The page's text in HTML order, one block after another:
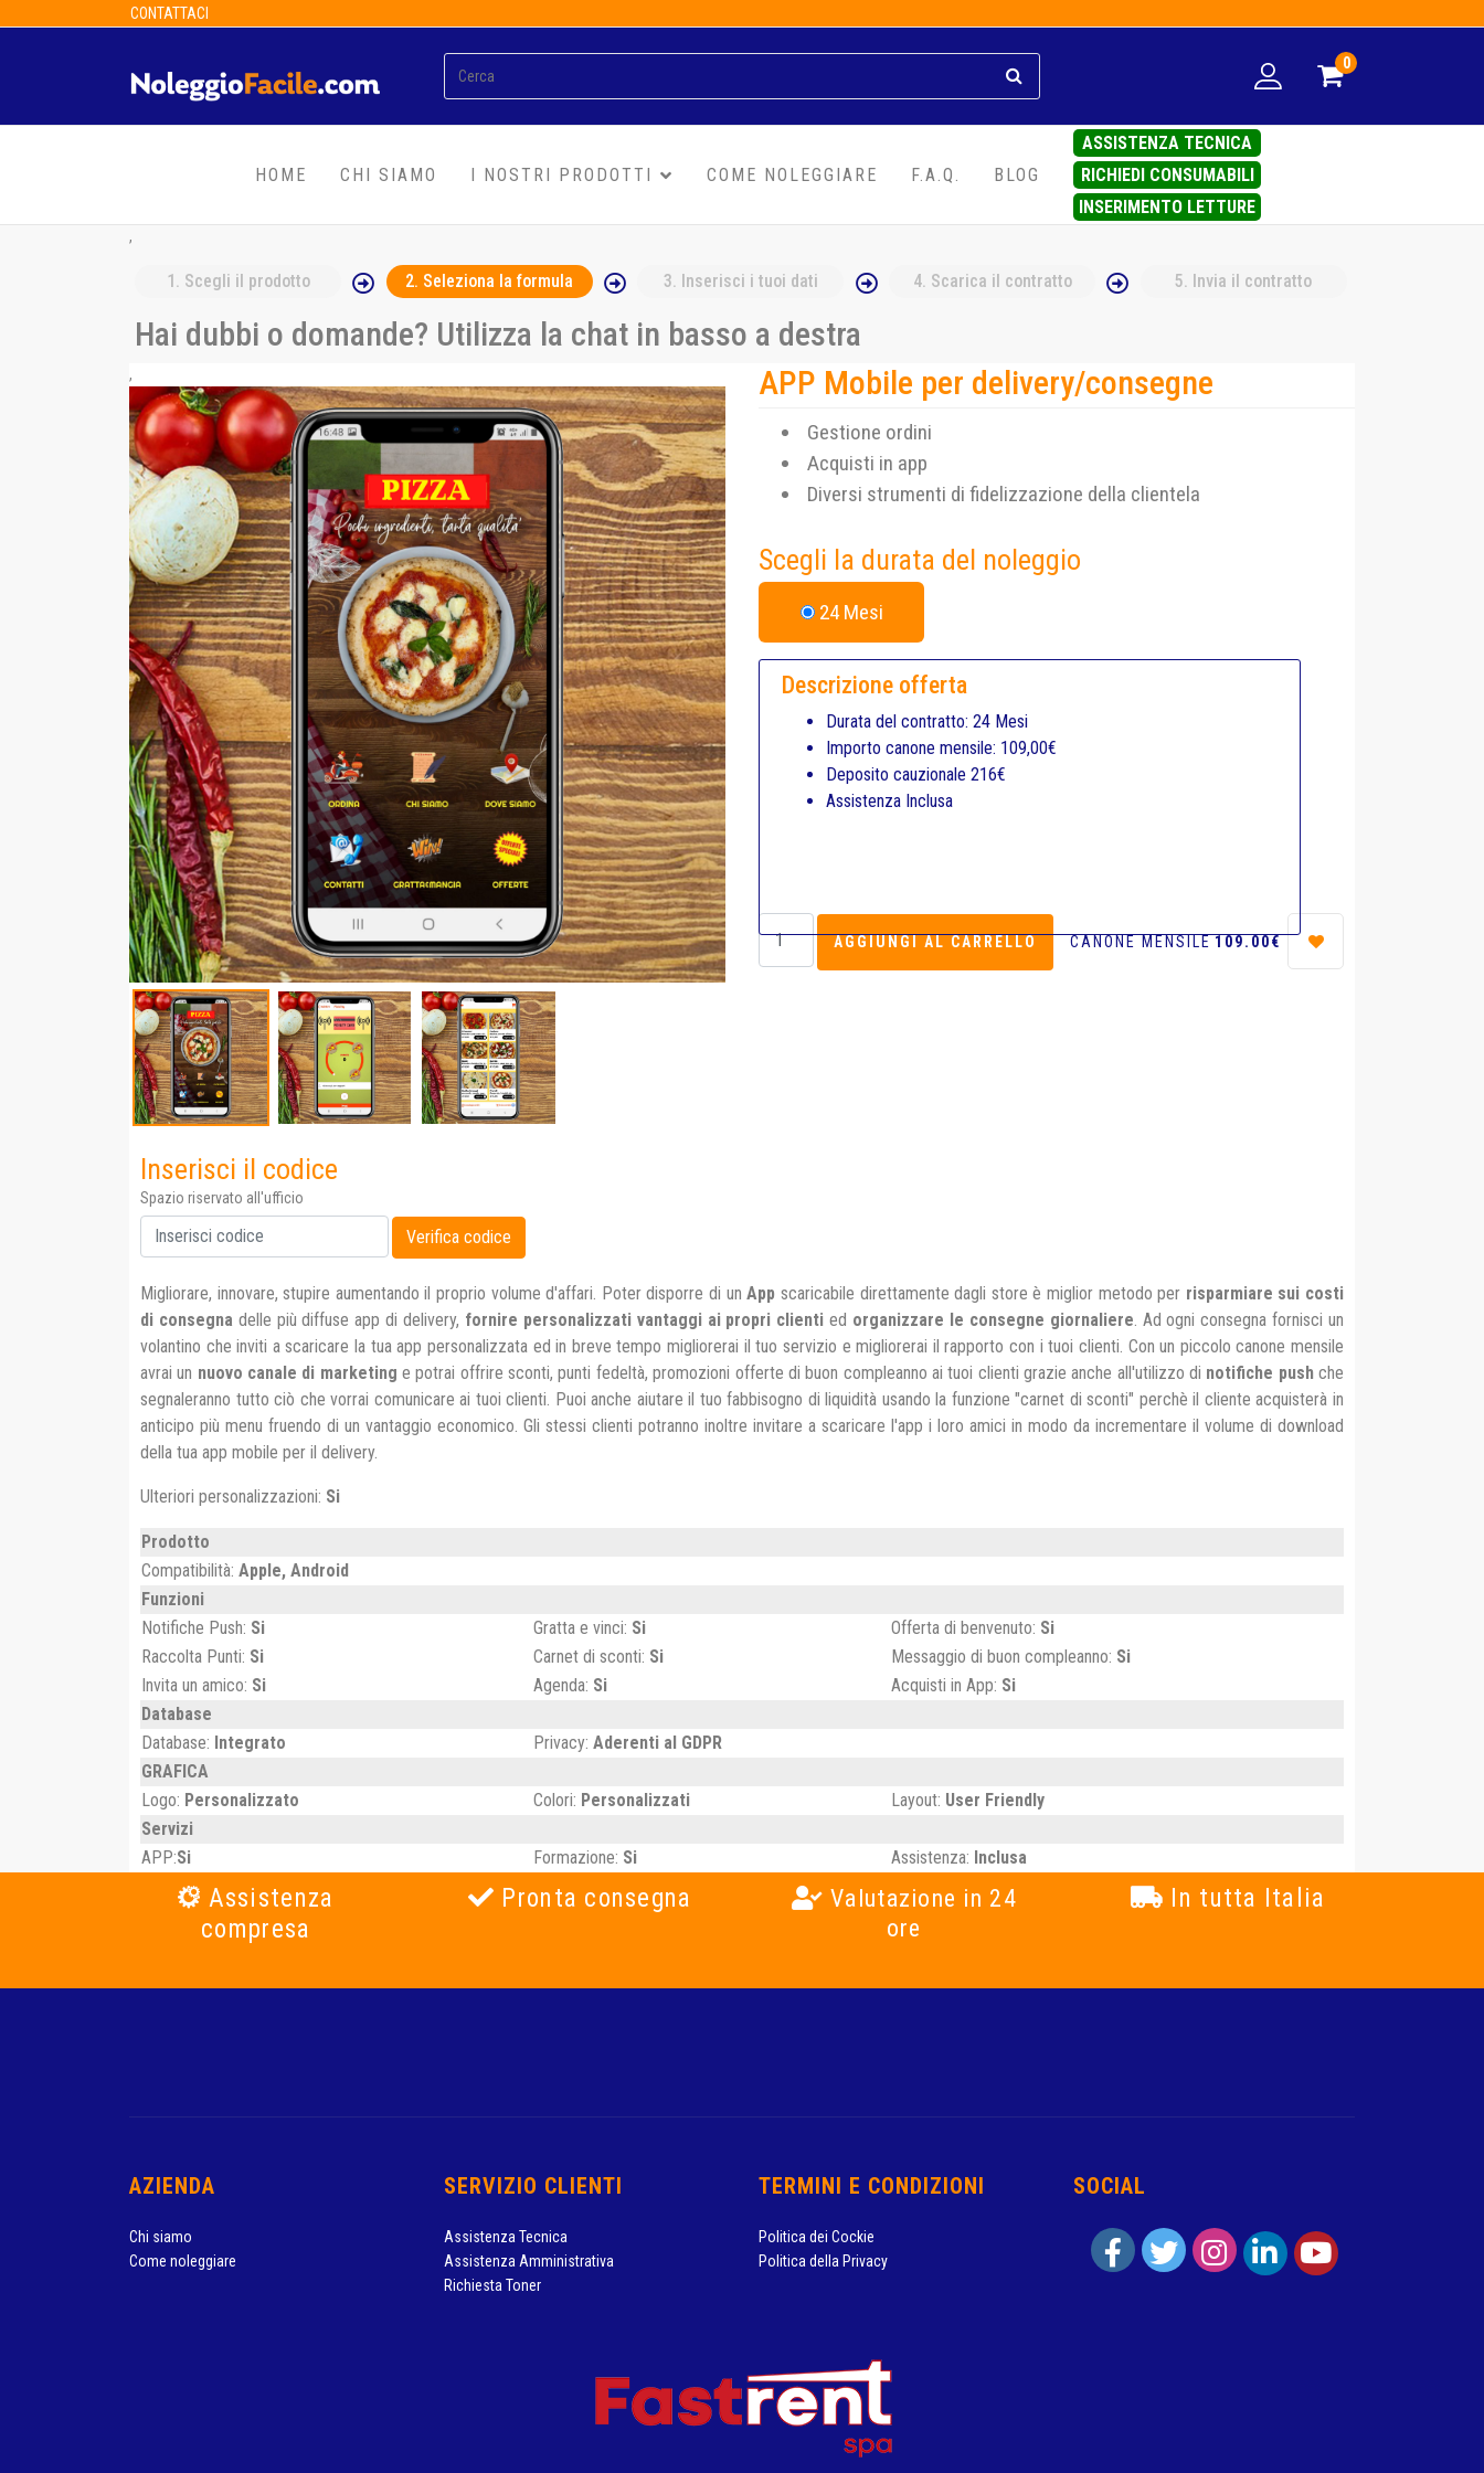
CONTATTACI
0
HOME CHI SIAMO I NOSTRI PRODOTTI COME NOLEGGIARE F.A.Q. BLOG
ASSISTENZA TECNICA
RICHIEDI CONSUMABILI
INSERIMENTO LETTURE
,
1. Scegli il prodotto 2. Seleziona la formula 3. Inserisci i tuoi dati 4. Scarica il contratto 5. Invia il contratto
Hai dubbi o domande? Utilizza la chat in basso a destra
,
Inserisci il codice
Spazio riservato all'ufficio
APP Mobile per delivery/consegne
Gestione ordini
Acquisti in app
Diversi strumenti di fidelizzazione della clientela
Scegli la durata del noleggio
24 Mesi
Descrizione offerta
Durata del contratto: 24 Mesi
Importo canone mensile: 109,00€
Deposito cauzionale 216€
Assistenza Inclusa
CANONE MENSILE 109.00€
Migliorare, innovare, stupire aumentando il proprio volume d'affari. Poter disporre di unApp scaricabile direttamente dagli store è miglior metodo per risparmiare sui costi
di consegna delle più diffuse app di delivery, fornire personalizzati vantaggi ai propri clienti ed organizzare le consegne giornaliere. Ad ogni consegna fornisci un
volantino che inviti a scaricare la tua app personalizzata ed in breve tempo migliorerai il tuo servizio e migliorerai il rapporto con i tuoi clienti. Con un piccolo canone mensile
avrai un nuovo canale di marketing e potrai offrire sconti, punti fedeltà, promozioni offerte di buon compleanno ai tuoi clienti grazie anche all'utilizzo di notifiche pushche
segnaleranno tutto ciò che vorrai comunicare ai tuoi clienti. Puoi anche aiutare il tuo fabbisogno di liquidità usando la funzione "carnet di sconti" perchè il cliente acquisterà in
anticipo più menu fruendo di un vantaggio economico. Gli stessi clienti potranno inoltre invitare a scaricare l'app i loro amici in modo da incrementare il volume di download
della tua app mobile per il delivery.
Ulteriori personalizzazioni: Si
Prodotto
Compatibilità: Apple, Android
Funzioni
Notifiche Push: Si Gratta e vinci: Si Offerta di benvenuto: Si
Raccolta Punti: Si Carnet di sconti: Si Messaggio di buon compleanno: Si
Invita un amico: Si Agenda: Si Acquisti in App: Si
Database
Database: Integrato Privacy: Aderenti al GDPR
GRAFICA
Logo: Personalizzato Colori: Personalizzati Layout: User Friendly
Servizi
APP:Si Formazione: Si Assistenza: Inclusa
Assistenza
compresa
Pronta consegna
Valutazione in 24
ore
In tutta Italia
AZIENDA
Chi siamo
Come noleggiare
SERVIZIO CLIENTI
Assistenza Tecnica
Assistenza Amministrativa
Richiesta Toner
TERMINI E CONDIZIONI
Politica dei Cockie
Politica della Privacy
SOCIAL